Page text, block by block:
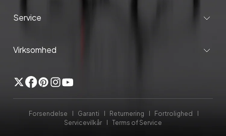
Service
Virksomhed
TwitterFacebook
Pinterest
Instagram
YouTube
Forsendelse Garanti Returnering
Fortrolighed
Servicevilkår
Terms of Service